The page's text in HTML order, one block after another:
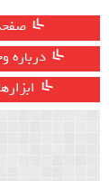
درباره